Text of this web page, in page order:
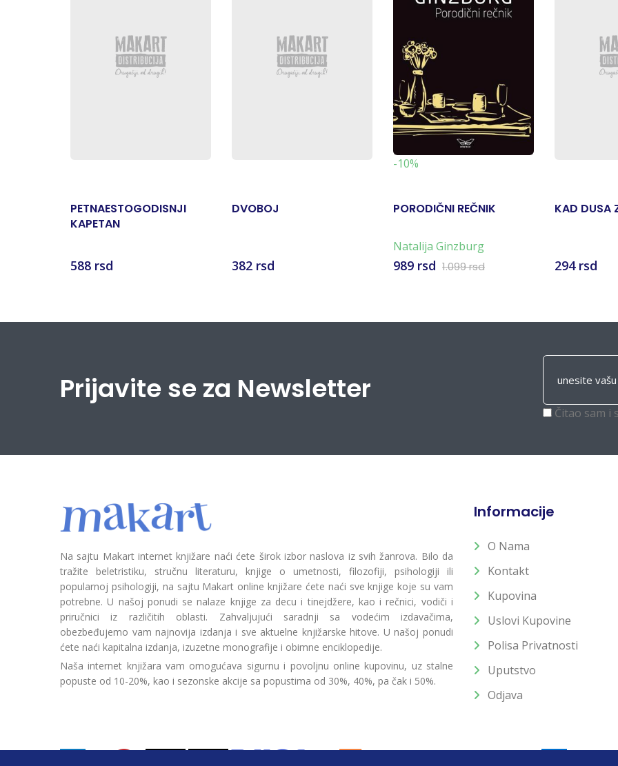
PETNAESTOGODISNJI
KAPETAN
588 rsd
DVOBOJ
382 rsd
-10%
PORODIČNI REČNIK
Natalija Ginzburg
989 rsd 1.099 rsd
KAD DUSA
294 rsd
Prijavite se za Newsletter
Čitao sam i
Na sajtu Makart internet knjižare naći ćete širok izbor naslova iz svih žanrova. Bilo da
tražite beletristiku, stručnu literaturu, knjige o umetnosti, filozofiji, psihologiji ili
popularnoj psihologiji, na sajtu Makart online knjižare ćete naći sve knjige koje su vam
potrebne. U našoj ponudi se nalaze knjige za decu i tinejdžere, kao i rečnici, vodiči i
priručnici iz različitih oblasti. Zahvaljujući saradnji sa vodećim izdavačima,
obezbeđujemo vam najnovija izdanja i sve aktuelne knjižarske hitove. U našoj ponudi
ćete naći kapitalna izdanja, izuzetne monografije i obimne enciklopedije.
Naša internet knjižara vam omogućava sigurnu i povoljnu online kupovinu, uz stalne
popuste od 10-20%, kao i sezonske akcije sa popustima od 30%, 40%, pa čak i 50%.
Informacije
O Nama
Kontakt
Kupovina
Uslovi Kupovine
Polisa Privatnosti
Uputstvo
Odjava